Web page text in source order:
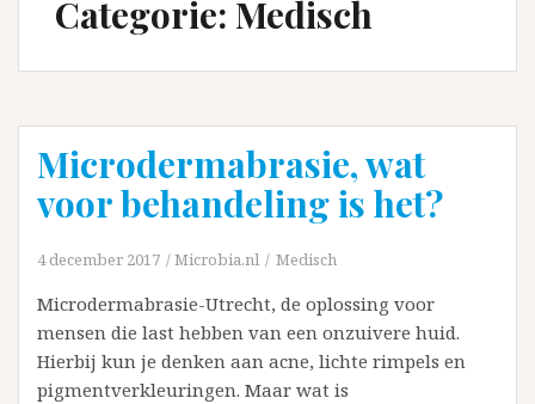
Categorie: Medisch
Microdermabrasie, wat
voor behandeling is het?
4 december 2017 Microbia.nl Medisch
Microdermabrasie-Utrecht, de oplossing voor
mensen die last hebben van een onzuivere huid.
Hierbij kun je denken aan acne, lichte rimpels en
pigmentverkleuringen. Maar wat is